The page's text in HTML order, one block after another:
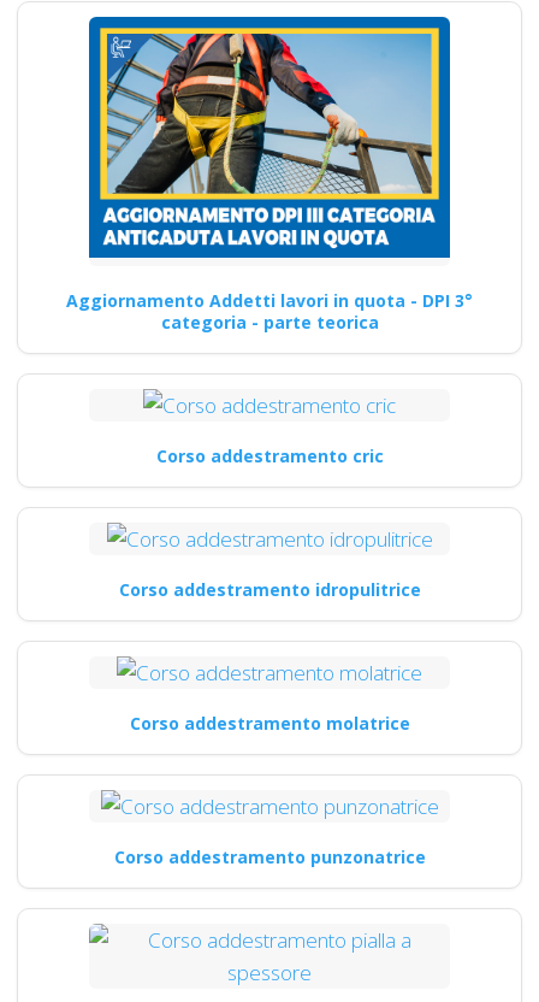
Aggiornamento Addetti lavori in quota - DPI 3°
categoria - parte teorica
Corso addestramento cric
Corso addestramento idropulitrice
Corso addestramento molatrice
Corso addestramento punzonatrice